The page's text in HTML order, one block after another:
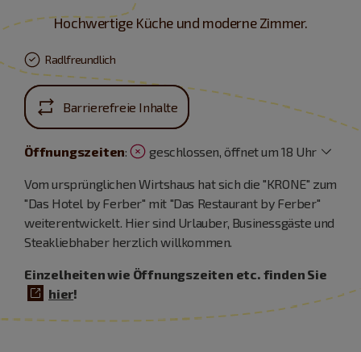
Hochwertige Küche und moderne Zimmer.
Radlfreundlich
Barrierefreie Inhalte
Öffnungszeiten: geschlossen, öffnet um 18 Uhr
Vom ursprünglichen Wirtshaus hat sich die "KRONE" zum
"Das Hotel by Ferber" mit "Das Restaurant by Ferber"
weiterentwickelt. Hier sind Urlauber, Businessgäste und
Steakliebhaber herzlich willkommen.
Einzelheiten wie Öffnungszeiten etc. finden Sie
hier!